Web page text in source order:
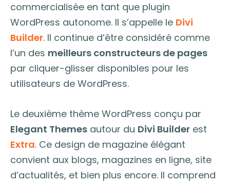
commercialisée en tant que plugin
WordPress autonome. Il s’appelle le Divi
Builder. Il continue d’être considéré comme
l’un des meilleurs constructeurs de pages
par cliquer-glisser disponibles pour les
utilisateurs de WordPress.
Le deuxième thème WordPress conçu par
Elegant Themes autour du Divi Builder est
Extra. Ce design de magazine élégant
convient aux blogs, magazines en ligne, site
d’actualités, et bien plus encore. Il comprend